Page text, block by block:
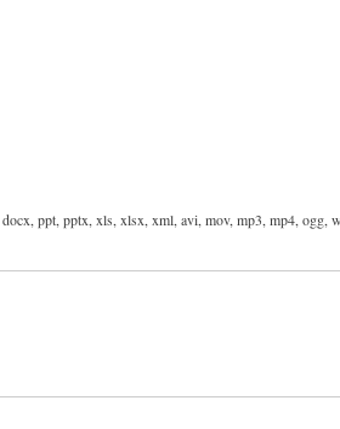
ppt, pptx, xls, xlsx, xml, avi, mov, mp3, mp4, ogg,